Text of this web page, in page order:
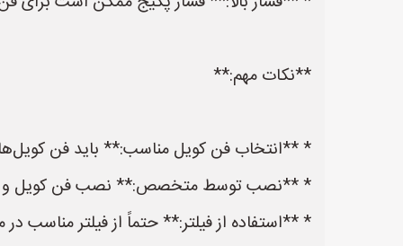
**نکات مهم:**
* **انتخاب فن کویل مناسب:** باید فن
* **نصب توسط متخصص:** نصب فن کویل و
* **استفاده از فیلتر:** حتماً از فیلتر مناسب